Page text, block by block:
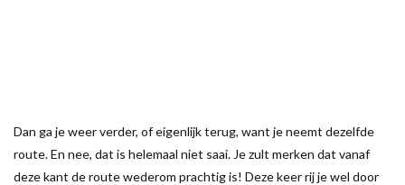
Dan ga je weer verder, of eigenlijk terug, want je neemt dezelfde
route. En nee, dat is helemaal niet saai. Je zult merken dat vanaf
deze kant de route wederom prachtig is! Deze keer rij je wel door